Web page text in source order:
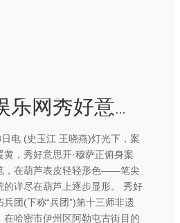
九游体育娱乐网秀好意思开随着几位画友赴和田拜师学艺-九游体育app官网下载IOS/安卓全站最新版下载
电 (史玉江 王晓燕)灯光下，案
，秀好意思开·穆萨正俯身案
，在葫芦表皮轻轻形色——笔尖
的详尽在葫芦上逐步显形。 秀好
团(下称“兵团”)第十三师非遗
哈密市伊州区阿勒屯古街目的